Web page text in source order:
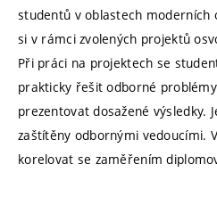
studentů v oblastech moderních
si v rámci zvolených projektů
Při práci na projektech se
prakticky řešit odborné
prezentovat dosažené výsledky.
zaštítěny odbornými vedoucími.
korelovat se zaměřením